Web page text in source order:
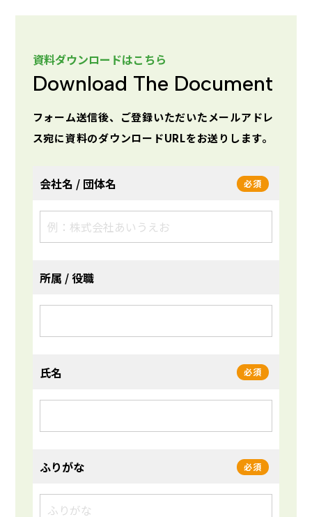
資料ダウンロードはこちら
Download The Document
フォーム送信後、ご登録いただいたメールアドレ
ス宛に資料のダウンロードURLをお送りします。
会社名 / 団体名 必須
所属 / 役職
氏名 必須
ふりがな 必須